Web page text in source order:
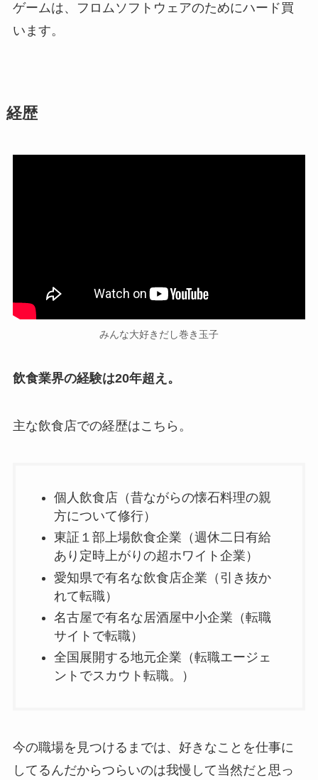
ゲームは、フロムソフトウェアのためにハード買
います。
経歴
みんな大好きだし巻き玉子
飲食業界の経験は20年超え。
主な飲食店での経歴はこちら。
個人飲食店（昔ながらの懐石料理の親
方について修行）
東証１部上場飲食企業（週休二日有給
あり定時上がりの超ホワイト企業）
愛知県で有名な飲食店企業（引き抜か
れて転職）
名古屋で有名な居酒屋中小企業（転職
サイトで転職）
全国展開する地元企業（転職エージェ
ントでスカウト転職。）
今の職場を見つけるまでは、好きなことを仕事に
してるんだからつらいのは我慢して当然だと思っ